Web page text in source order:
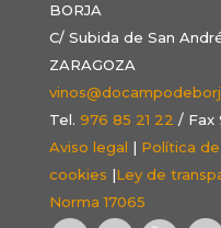
BORJA
C/ Subida de San
ZARAGOZA
Tel. 976 85 21 22 / Fax
Aviso legal | Política
cookies |Ley de
Norma 17065